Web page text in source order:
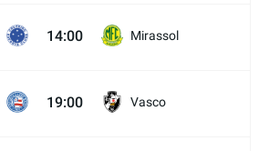
14:00 Mirassol
19:00 Vasco